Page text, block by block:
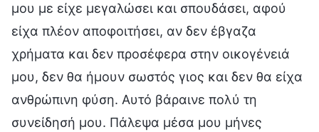
μου με είχε μεγαλώσει και σπουδάσει, αφού
είχα πλέον αποφοιτήσει, αν δεν έβγαζα
χρήματα και δεν προσέφερα στην οικογένειά
μου, δεν θα ήμουν σωστός γιος και δεν θα είχα
ανθρώπινη φύση. Αυτό βάραινε πολύ τη
συνείδησή μου. Πάλεψα μέσα μου μήνες